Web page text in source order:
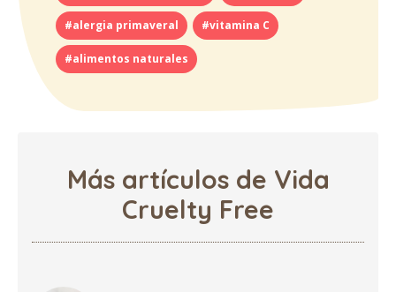
#alergia primaveral #vitamina C
#alimentos naturales
Más artículos de Vida
Cruelty Free